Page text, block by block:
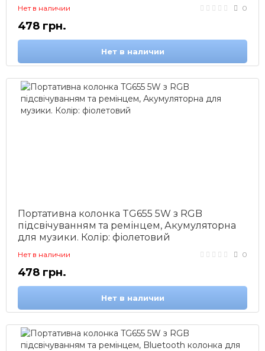
Нет в наличии 0
478 грн.
Нет в наличии
Портативна колонка TG655 5W з RGB
підсвічуванням та ремінцем, Акумуляторна
для музики. Колір: фіолетовий
Нет в наличии 0
478 грн.
Нет в наличии